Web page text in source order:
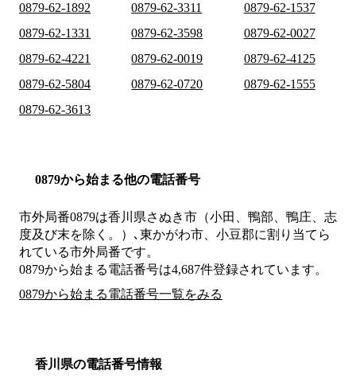
0879-62-1892
0879-62-3311
0879-62-1537
0879-62-1331
0879-62-3598
0879-62-0027
0879-62-4221
0879-62-0019
0879-62-4125
0879-62-5804
0879-62-0720
0879-62-1555
0879-62-3613
0879から始まる他の電話番号
市外局番0879は香川県さぬき市（小田、鴨部、鴨庄、志
度及び末を除く。）､東かがわ市、小豆郡に割り当てら
れている市外局番です。
0879から始まる電話番号は4,687件登録されています。
0879から始まる電話番号一覧をみる
香川県の電話番号情報